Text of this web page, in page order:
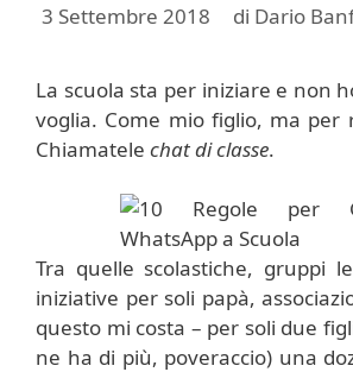
3 Settembre 2018 di Dario
La scuola sta per iniziare e non
voglia. Come mio figlio, ma per
Chiamatele chat di classe.
Tra quelle scolastiche, gruppi
iniziative per soli papà,
questo mi costa – per soli due
ne ha di più, poveraccio) una